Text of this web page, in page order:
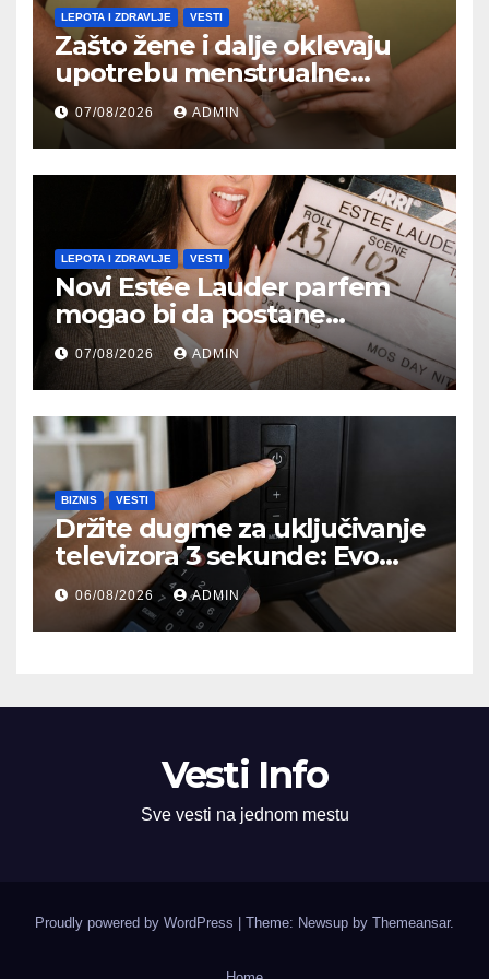
LEPOTA I ZDRAVLJE VESTI
Zašto žene i dalje oklevaju
upotrebu menstrualne
čašice?
07/08/2026 ADMIN
LEPOTA I ZDRAVLJE VESTI
Novi Estée Lauder parfem
mogao bi da postane
najpoželjniji miris jeseni
07/08/2026 ADMIN
BIZNIS VESTI
Držite dugme za uključivanje
televizora 3 sekunde: Evo
čemu služi i kada bi trebalo
da ga koristite
06/08/2026 ADMIN
Vesti Info
Sve vesti na jednom mestu
Proudly powered by WordPress Theme: Newsup by Themeansar.